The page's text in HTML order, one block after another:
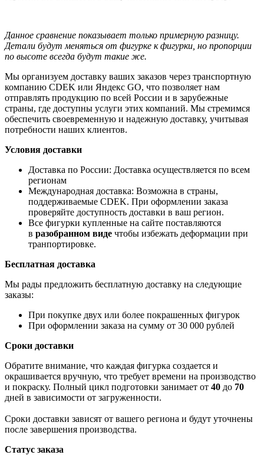
Данное сравнение показывает только примерную разницу.
Детали будут меняться от фигурке к фигурки, но пропорции
по высоте всегда будут такие же.
Мы организуем доставку ваших заказов через транспортную
компанию CDEK или Яндекс GO, что позволяет нам
отправлять продукцию по всей России и в зарубежные
страны, где доступны услуги этих компаний. Мы стремимся
обеспечить своевременную и надежную доставку, учитывая
потребности наших клиентов.
Условия доставки
Доставка по России: Доставка осуществляется по всем
регионам
Международная доставка: Возможна в страны,
поддерживаемые CDEK. При оформлении заказа
проверяйте доступность доставки в ваш регион.
Все фигурки купленные на сайте поставляются
в разобранном виде чтобы избежать деформации при
транпортировке.
Бесплатная доставка
Мы рады предложить бесплатную доставку на следующие
заказы:
При покупке двух или более покрашенных фигурок
При оформлении заказа на сумму от 30 000 рублей
Сроки доставки
Обратите внимание, что каждая фигурка создается и
окрашивается вручную, что требует времени на производство
и покраску. Полный цикл подготовки занимает от 40 до 70
дней в зависимости от загруженности.
Сроки доставки зависят от вашего региона и будут уточнены
после завершения производства.
Статус заказа